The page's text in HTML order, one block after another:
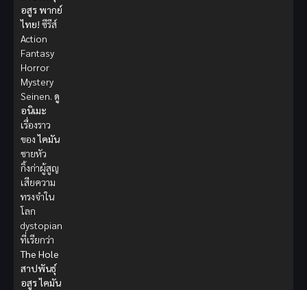
อสูร พากย์
ไทย! ซีรีส์
Action
Fantasy
Horror
Mystery
Seinen. ดู
อนิเมะ
เรื่องราว
ของไคมัน
ชายหัว
กิ้งก่าผู้สูญ
เสียความ
ทรงจำใน
โลก
dystopian
ที่เรียกว่า
The Hole
สาปพันธุ์
อสูรไคมัน